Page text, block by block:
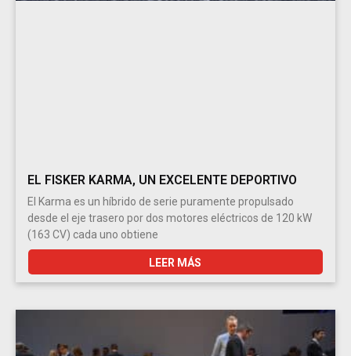
EL FISKER KARMA, UN EXCELENTE DEPORTIVO
El Karma es un híbrido de serie puramente propulsado
desde el eje trasero por dos motores eléctricos de 120 kW
(163 CV) cada uno obtiene
LEER MÁS